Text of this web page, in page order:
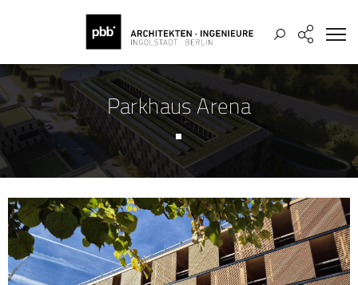
Parkhaus Arena